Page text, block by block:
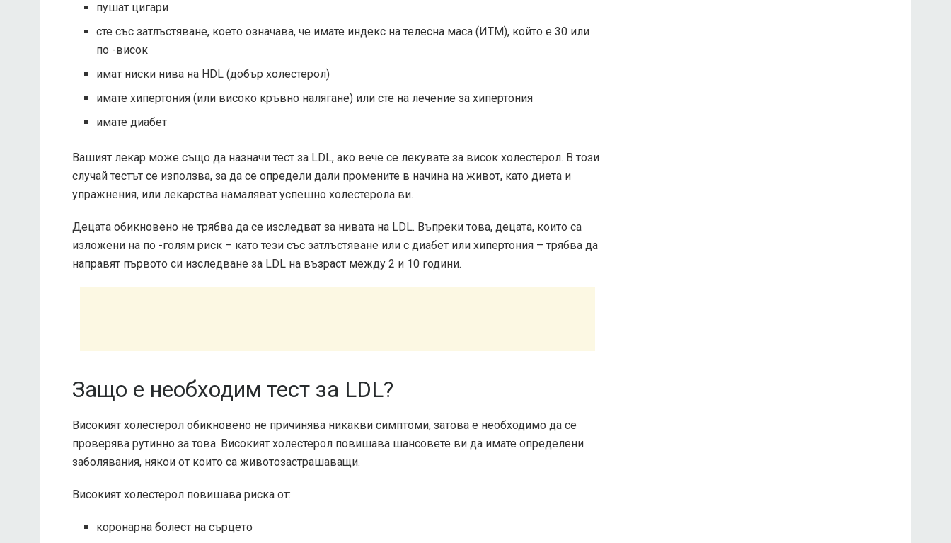
пушат цигари
сте със затлъстяване, което означава, че имате индекс на телесна маса (ИТМ), който е 30 или
по -висок
имат ниски нива на HDL (добър холестерол)
имате хипертония (или високо кръвно налягане) или сте на лечение за хипертония
имате диабет
Вашият лекар може също да назначи тест за LDL, ако вече се лекувате за висок холестерол. В този
случай тестът се използва, за да се определи дали промените в начина на живот, като диета и
упражнения, или лекарства намаляват успешно холестерола ви.
Децата обикновено не трябва да се изследват за нивата на LDL. Въпреки това, децата, които са
изложени на по -голям риск – като тези със затлъстяване или с диабет или хипертония – трябва да
направят първото си изследване за LDL на възраст между 2 и 10 години.
Защо е необходим тест за LDL?
Високият холестерол обикновено не причинява никакви симптоми, затова е необходимо да се
проверява рутинно за това. Високият холестерол повишава шансовете ви да имате определени
заболявания, някои от които са животозастрашаващи.
Високият холестерол повишава риска от:
коронарна болест на сърцето